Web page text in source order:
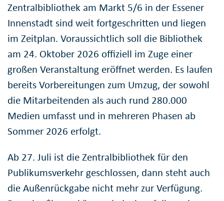
Zentralbibliothek am Markt 5/6 in der Essener
Innenstadt sind weit fortgeschritten und liegen
im Zeitplan. Voraussichtlich soll die Bibliothek
am 24. Oktober 2026 offiziell im Zuge einer
großen Veranstaltung eröffnet werden. Es laufen
bereits Vorbereitungen zum Umzug, der sowohl
die Mitarbeitenden als auch rund 280.000
Medien umfasst und in mehreren Phasen ab
Sommer 2026 erfolgt.
Ab 27. Juli ist die Zentralbibliothek für den
Publikumsverkehr geschlossen, dann steht auch
die Außenrückgabe nicht mehr zur Verfügung.